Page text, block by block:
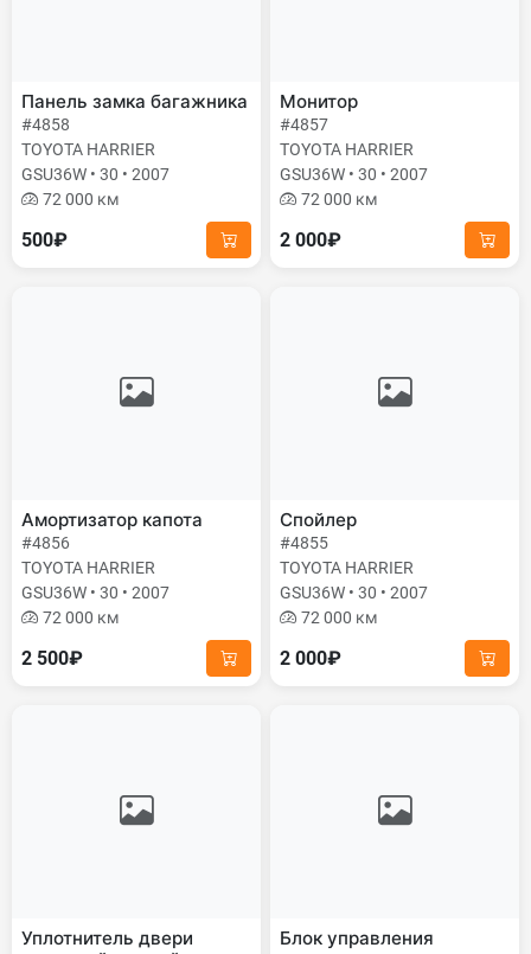
Панель замка багажника
#4858
TOYOTA HARRIER
GSU36W • 30 • 2007
72 000 км
500₽
Монитор
#4857
TOYOTA HARRIER
GSU36W • 30 • 2007
72 000 км
2 000₽
Амортизатор капота
#4856
TOYOTA HARRIER
GSU36W • 30 • 2007
72 000 км
2 500₽
Спойлер
#4855
TOYOTA HARRIER
GSU36W • 30 • 2007
72 000 км
2 000₽
Уплотнитель двери
Блок управления